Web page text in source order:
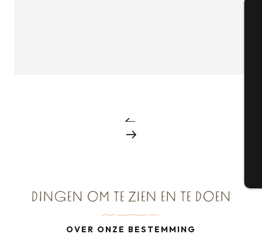
DINGEN OM TE ZIEN EN TE DOEN
OVER ONZE BESTEMMING